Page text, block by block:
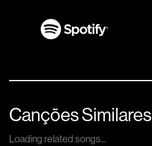
Canções Similares
Loading related songs...